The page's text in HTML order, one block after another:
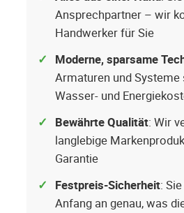
Ansprechpartner – wir
Handwerker für Sie
Moderne, sparsame
Armaturen und Systeme
Wasser- und
Bewährte Qualität: Wir
langlebige
Garantie
Festpreis-Sicherheit:
Anfang an genau, was